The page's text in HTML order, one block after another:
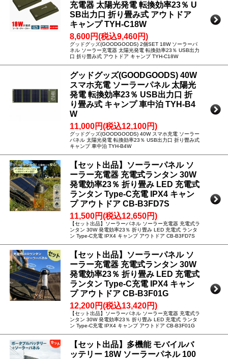
充電器 太陽光発電 転換効率23％ U
SB出力口 折り畳み式 アウトドア
キャンプ TYH-C18W
8,600円(税込9,460円)
グッドグッズ(GOODGOODS) 2個SET 18W ソーラーパ
ネル ソーラー充電器 太陽光発電 転換効率23％ USB出力
口 折り畳み式 アウトドア キャンプ TYH-C18W
グッドグッズ(GOODGOODS) 40W
スマホ充電 ソーラーパネル 太陽光
発電 転換効率23％ USB出力口 折
り畳み式 キャンプ 車中泊 TYH-B4
W
11,000円(税込12,100円)
グッドグッズ(GOODGOODS) 40W スマホ充電 ソーラー
パネル 太陽光発電 転換効率23％ USB出力口 折り畳み式
キャンプ 車中泊 TYH-B4W
【セット出品】ソーラーパネル ソ
ーラー充電器 充電式ランタン 30W
発電効率23％ 折り畳み LED 充電式
ランタン Type-C充電 IPX4 キャン
プ アウトドア CB-B3FD7S
11,500円(税込12,650円)
【セット出品】ソーラーパネル ソーラー充電器 充電式ラ
ンタン 30W 発電効率23％ 折り畳み LED 充電式 ランタ
ン Type-C充電 IPX4 キャンプ アウトドア CB-B3FD7S
【セット出品】ソーラーパネル ソ
ーラー充電器 充電式ランタン 30W
発電効率23％ 折り畳み LED 充電式
ランタン Type-C充電 IPX4 キャン
プ アウトドア CB-B3F01G
12,200円(税込13,420円)
【セット出品】ソーラーパネル ソーラー充電器 充電式ラ
ンタン 30W 発電効率23％ 折り畳み LED 充電式 ランタ
ン Type-C充電 IPX4 キャンプ アウトドア CB-B3F01G
【セット出品】多機能 モバイルバ
ッテリー 18W ソーラーパネル 100